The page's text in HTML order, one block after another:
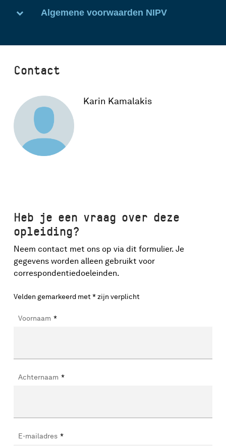
Algemene voorwaarden NIPV
Contact
Karin Kamalakis
Heb je een vraag over deze
opleiding?
Neem contact met ons op via dit formulier. Je
gegevens worden alleen gebruikt voor
correspondentiedoeleinden.
Velden gemarkeerd met * zijn verplicht
Voornaam *
Achternaam *
E-mailadres *